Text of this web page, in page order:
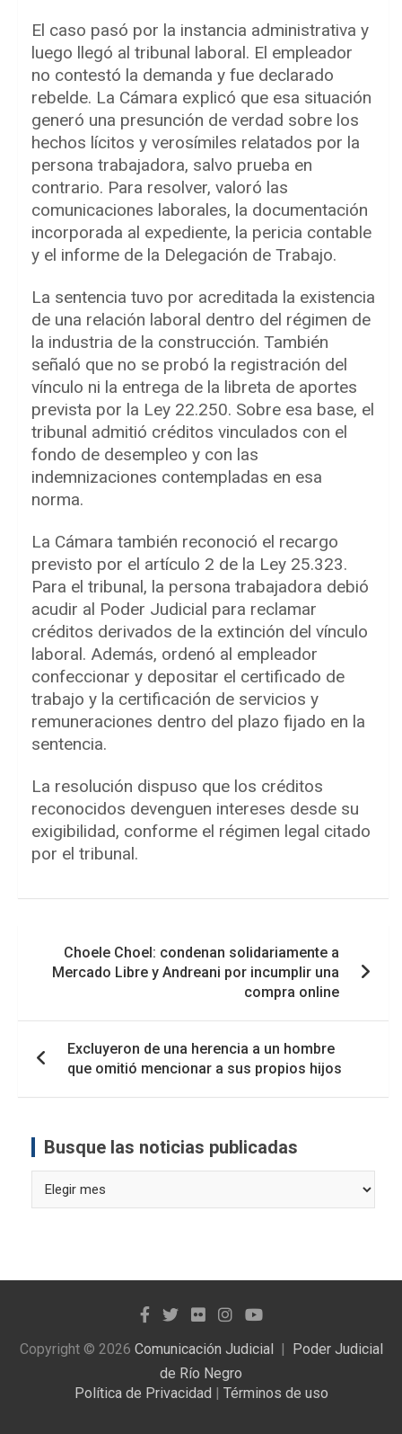
El caso pasó por la instancia administrativa y
luego llegó al tribunal laboral. El empleador
no contestó la demanda y fue declarado
rebelde. La Cámara explicó que esa situación
generó una presunción de verdad sobre los
hechos lícitos y verosímiles relatados por la
persona trabajadora, salvo prueba en
contrario. Para resolver, valoró las
comunicaciones laborales, la documentación
incorporada al expediente, la pericia contable
y el informe de la Delegación de Trabajo.
La sentencia tuvo por acreditada la existencia
de una relación laboral dentro del régimen de
la industria de la construcción. También
señaló que no se probó la registración del
vínculo ni la entrega de la libreta de aportes
prevista por la Ley 22.250. Sobre esa base, el
tribunal admitió créditos vinculados con el
fondo de desempleo y con las
indemnizaciones contempladas en esa
norma.
La Cámara también reconoció el recargo
previsto por el artículo 2 de la Ley 25.323.
Para el tribunal, la persona trabajadora debió
acudir al Poder Judicial para reclamar
créditos derivados de la extinción del vínculo
laboral. Además, ordenó al empleador
confeccionar y depositar el certificado de
trabajo y la certificación de servicios y
remuneraciones dentro del plazo fijado en la
sentencia.
La resolución dispuso que los créditos
reconocidos devenguen intereses desde su
exigibilidad, conforme el régimen legal citado
por el tribunal.
entradas
Choele Choel: condenan solidariamente a
Mercado Libre y Andreani por incumplir una
compra online
Excluyeron de una herencia a un hombre
que omitió mencionar a sus propios hijos
Busque las noticias publicadas
las
Copyright © 2026 Comunicación Judicial
Poder Judicial
de Río Negro
Política de Privacidad
Términos de uso